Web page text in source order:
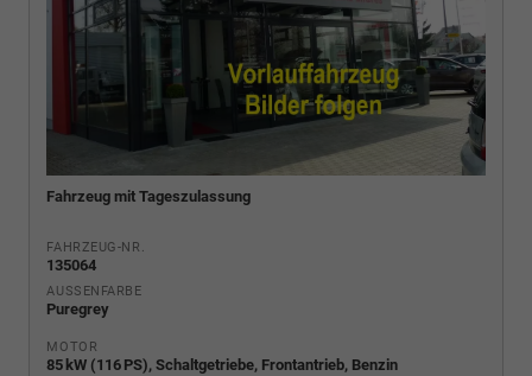
Fahrzeug mit Tageszulassung
FAHRZEUG-NR.
135064
AUSSENFARBE
Puregrey
MOTOR
85 kW (116 PS), Schaltgetriebe, Frontantrieb, Benzin